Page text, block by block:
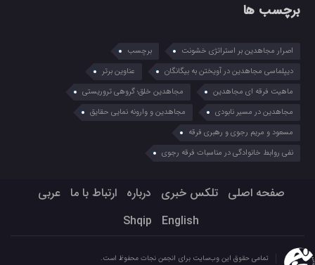
برچسب ها
اصرار مجاهدین بر استراتژی خشونت
برچسب
دیپلماسی مجاهدین در آویختن به بیگانگان
عناوین برتر
ماهیت فرقه ای مجاهدین
مجاهدین خلق؛ گروهی تروریستی
مجاهدین در مسیر نابودی
مجاهدین و وارونه نمایی حقایق
مسعود و مریم رجوی و رهبری فرقه
نفی روابط خانوادگی در مناسبات فرقه رجوی
صفحه اصلی تلکس خبری درباره ارتباط با ما
عربي
English
Shqip
تمامی حقوق این وب‌سایت برای انجمن نجات محفوظ است.